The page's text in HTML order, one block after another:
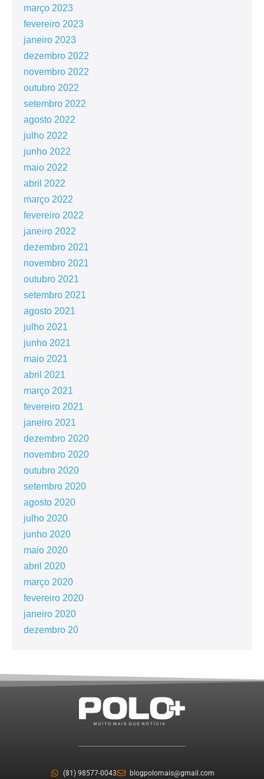
março 2023
fevereiro 2023
janeiro 2023
dezembro 2022
novembro 2022
outubro 2022
setembro 2022
agosto 2022
julho 2022
junho 2022
maio 2022
abril 2022
março 2022
fevereiro 2022
janeiro 2022
dezembro 2021
novembro 2021
outubro 2021
setembro 2021
agosto 2021
julho 2021
junho 2021
maio 2021
abril 2021
março 2021
fevereiro 2021
janeiro 2021
dezembro 2020
novembro 2020
outubro 2020
setembro 2020
agosto 2020
julho 2020
junho 2020
maio 2020
abril 2020
março 2020
fevereiro 2020
janeiro 2020
dezembro 20
(81) 98577-0043 blogpolomais@gmail.com